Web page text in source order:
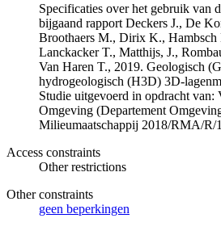
Specificaties over het gebruik van
bijgaand rapport Deckers J., De
Broothaers M., Dirix K.,
Lanckacker T., Matthijs, J.,
Van Haren T., 2019. Geologisch
hydrogeologisch (H3D) 3D-
Studie uitgevoerd in opdracht van:
Omgeving (Departement
Milieumaatschappij 2018/RMA/R/
Access constraints
Other restrictions
Other constraints
geen beperkingen